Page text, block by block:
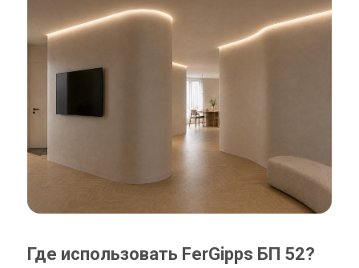
Где использовать FerGipps БП 52?